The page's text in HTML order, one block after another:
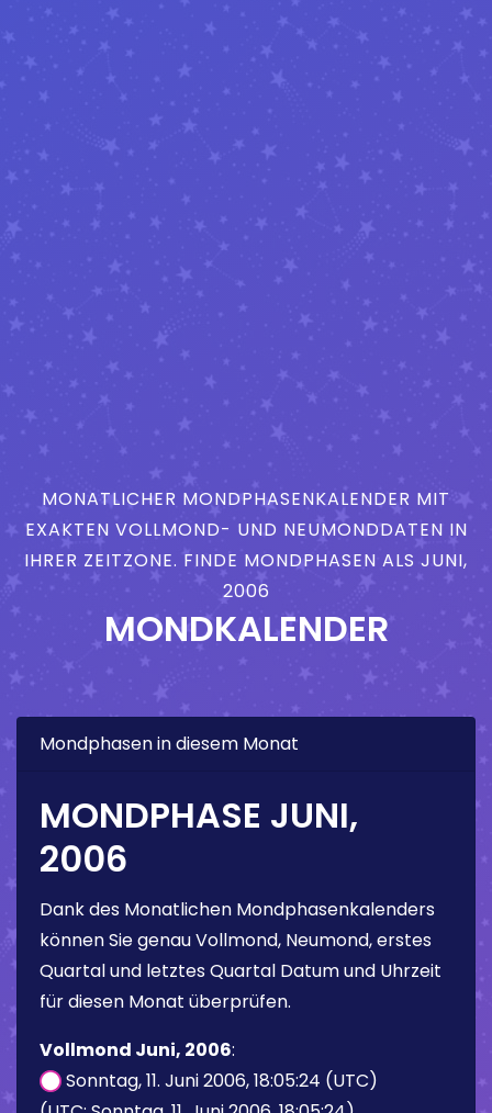
MONATLICHER MONDPHASENKALENDER MIT
EXAKTEN VOLLMOND- UND NEUMONDDATEN IN
IHRER ZEITZONE. FINDE MONDPHASEN ALS JUNI,
2006
MONDKALENDER
Mondphasen in diesem Monat
MONDPHASE JUNI,
2006
Dank des Monatlichen Mondphasenkalenders
können Sie genau Vollmond, Neumond, erstes
Quartal und letztes Quartal Datum und Uhrzeit
für diesen Monat überprüfen.
Vollmond Juni, 2006:
Sonntag, 11. Juni 2006, 18:05:24 (UTC)